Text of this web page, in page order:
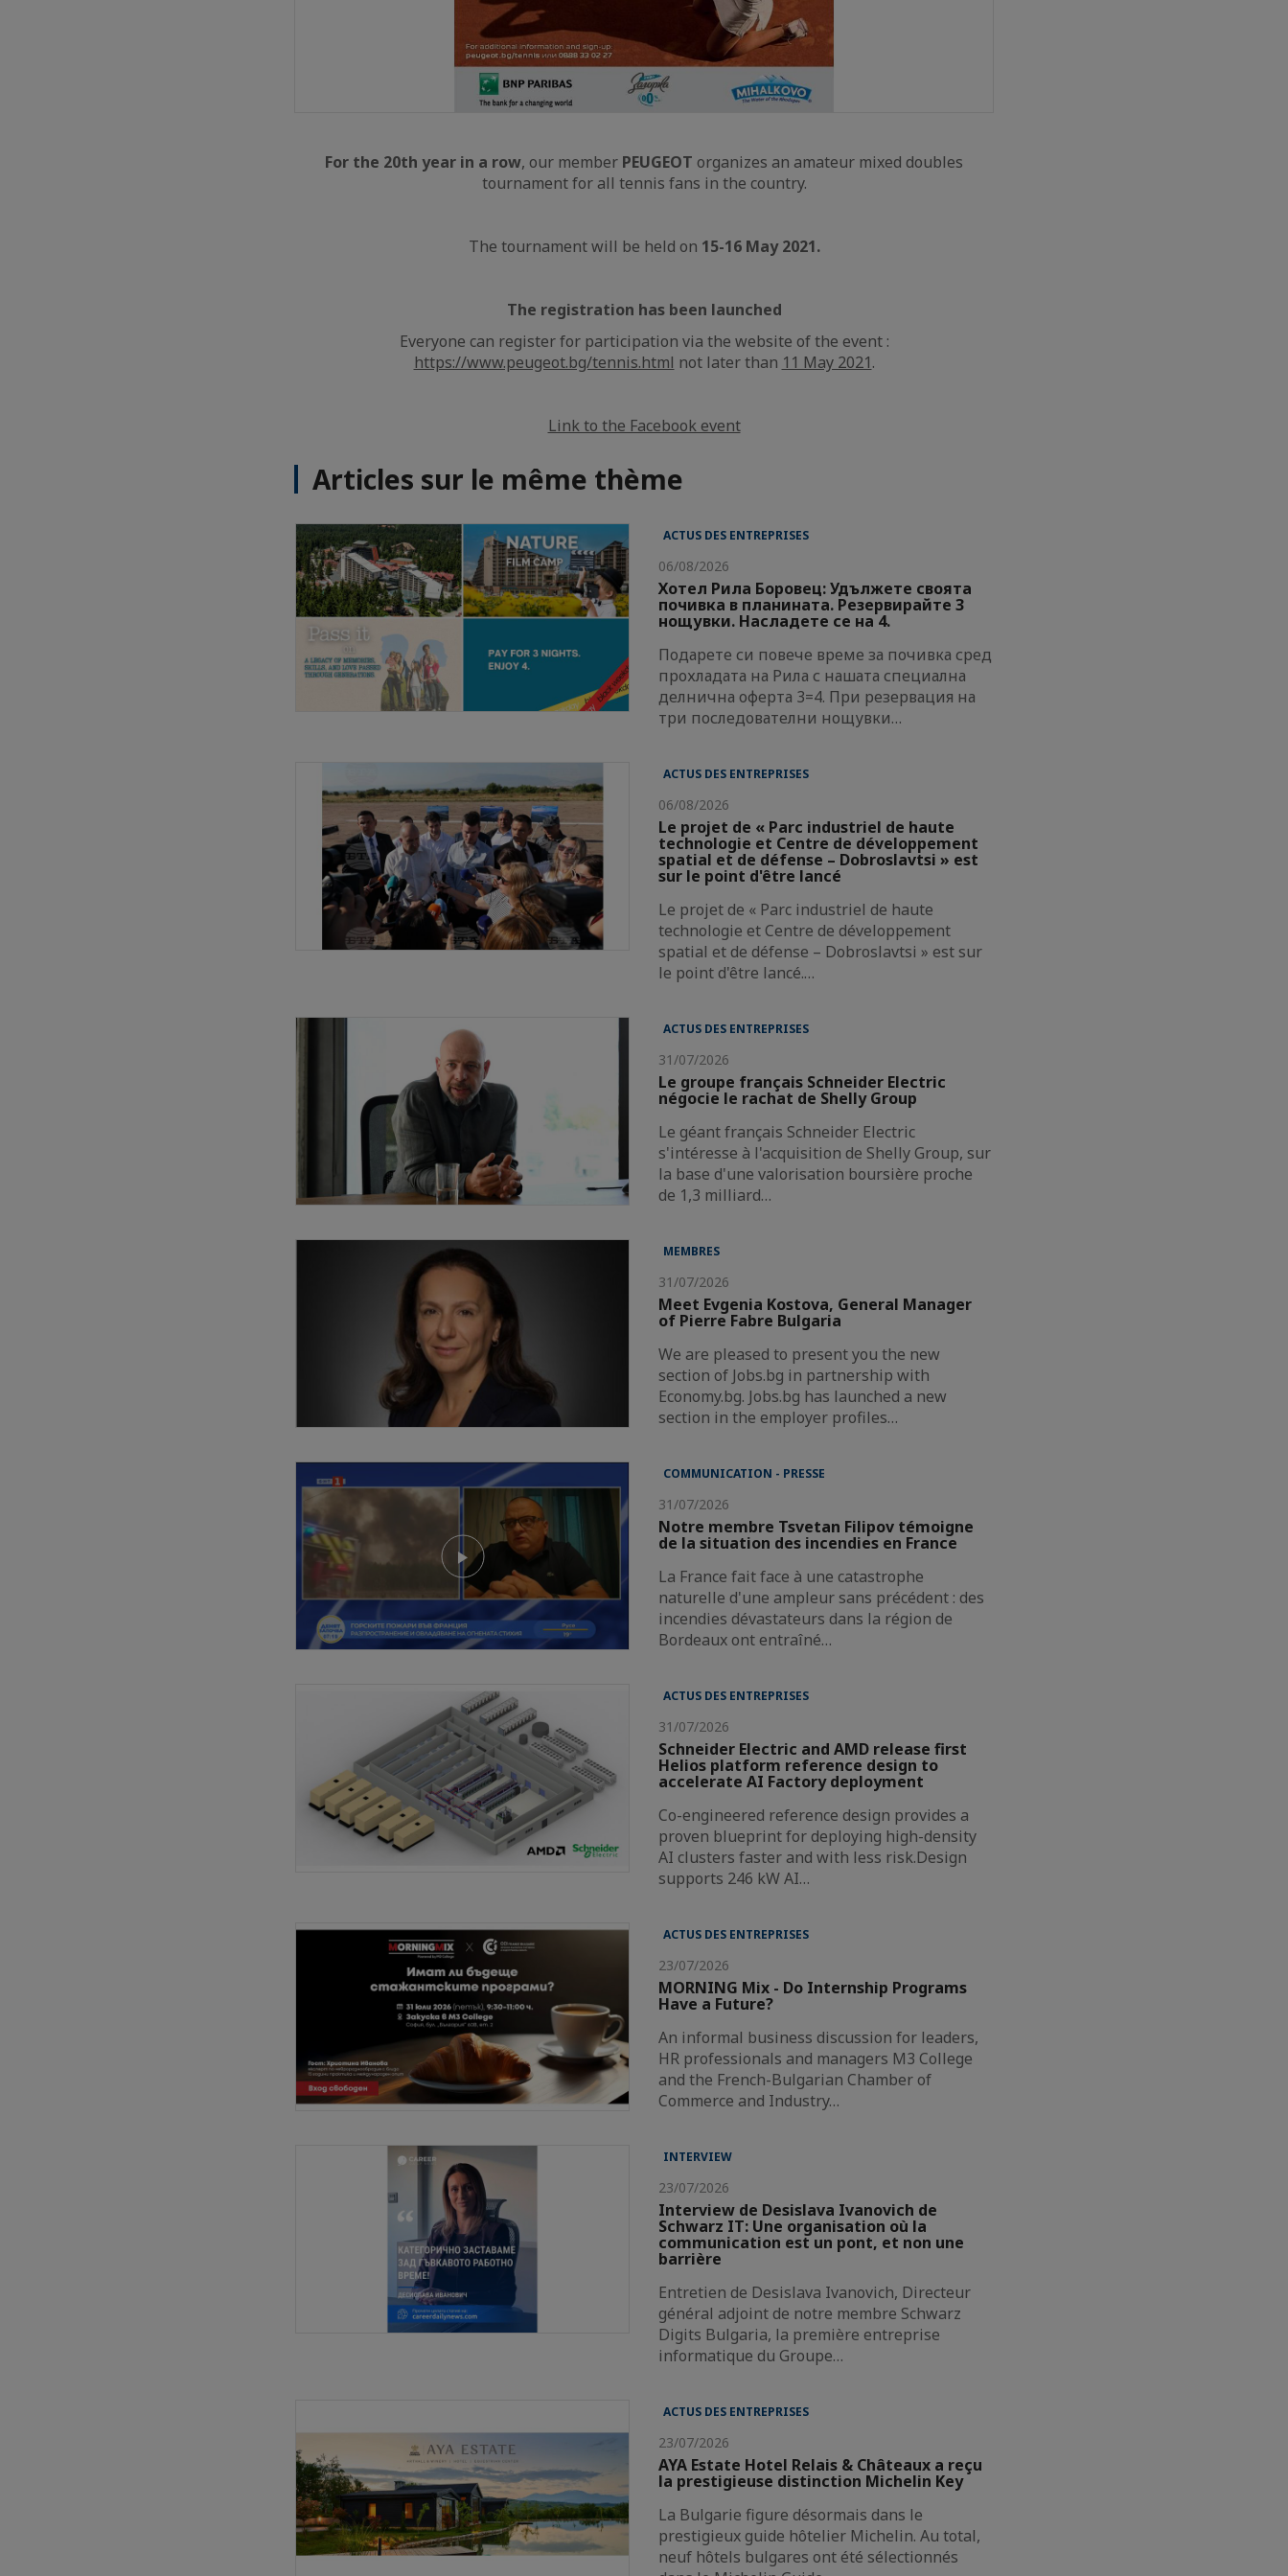
For the 20th year in a row, our member PEUGEOT organizes an amateur mixed doubles
tournament for all tennis fans in the country.
The tournament will be held on 15-16 May 2021.
The registration has been launched
Everyone can register for participation via the website of the event :
https://www.peugeot.bg/tennis.html not later than 11 May 2021.
Link to the Facebook event
Articles sur le même thème
ACTUS DES ENTREPRISES
06/08/2026
Хотел Рила Боровец: Удължете своята
почивка в планината. Резервирайте 3
нощувки. Насладете се на 4.
Подарете си повече време за почивка сред
прохладата на Рила с нашата специална
делнична оферта 3=4. При резервация на
три последователни нощувки…
ACTUS DES ENTREPRISES
06/08/2026
Le projet de « Parc industriel de haute
technologie et Centre de développement
spatial et de défense – Dobroslavtsi » est
sur le point d'être lancé
Le projet de « Parc industriel de haute
technologie et Centre de développement
spatial et de défense – Dobroslavtsi » est sur
le point d'être lancé.…
ACTUS DES ENTREPRISES
31/07/2026
Le groupe français Schneider Electric
négocie le rachat de Shelly Group
Le géant français Schneider Electric
s'intéresse à l'acquisition de Shelly Group, sur
la base d'une valorisation boursière proche
de 1,3 milliard…
MEMBRES
31/07/2026
Meet Evgenia Kostova, General Manager
of Pierre Fabre Bulgaria
We are pleased to present you the new
section of Jobs.bg in partnership with
Economy.bg. Jobs.bg has launched a new
section in the employer profiles…
COMMUNICATION - PRESSE
31/07/2026
Notre membre Tsvetan Filipov témoigne
de la situation des incendies en France
La France fait face à une catastrophe
naturelle d'une ampleur sans précédent : des
incendies dévastateurs dans la région de
Bordeaux ont entraîné…
ACTUS DES ENTREPRISES
31/07/2026
Schneider Electric and AMD release first
Helios platform reference design to
accelerate AI Factory deployment
Co-engineered reference design provides a
proven blueprint for deploying high-density
AI clusters faster and with less risk.Design
supports 246 kW AI…
ACTUS DES ENTREPRISES
23/07/2026
MORNING Mix - Do Internship Programs
Have a Future?
An informal business discussion for leaders,
HR professionals and managers M3 College
and the French-Bulgarian Chamber of
Commerce and Industry…
INTERVIEW
23/07/2026
Interview de Desislava Ivanovich de
Schwarz IT: Une organisation où la
communication est un pont, et non une
barrière
Entretien de Desislava Ivanovich, Directeur
général adjoint de notre membre Schwarz
Digits Bulgaria, la première entreprise
informatique du Groupe…
ACTUS DES ENTREPRISES
23/07/2026
AYA Estate Hotel Relais & Châteaux a reçu
la prestigieuse distinction Michelin Key
La Bulgarie figure désormais dans le
prestigieux guide hôtelier Michelin. Au total,
neuf hôtels bulgares ont été sélectionnés